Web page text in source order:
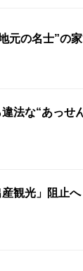
元の名士”の
法な“あっせ
産観光」阻